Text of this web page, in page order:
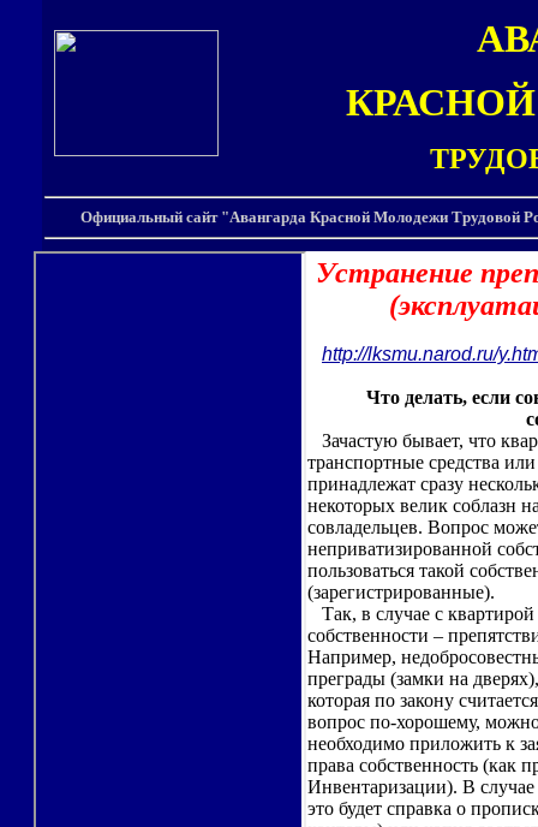
Официальный сайт "Авангарда Красной Молодежи Трудовой
Устранение
http://lksmu.narod.ru/
Что делать, если
Зачастую бывает, что
транспортные средства
принадлежат сразу
некоторых велик соблазн
совладельцев. Вопрос
неприватизированной
пользоваться такой
(зарегистрированные).
Так, в случае с
собственности –
Например,
преграды (замки на
которая по закону
вопрос по-хорошему,
необходимо приложить к
права собственность (как
Инвентаризации). В
это будет справка о